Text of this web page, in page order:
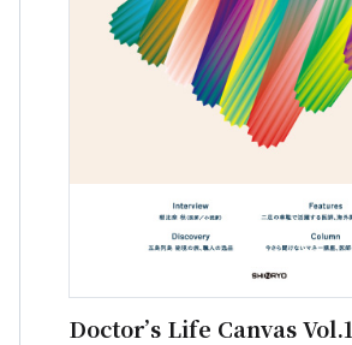
Doctor’s Life Canvas Vol.1